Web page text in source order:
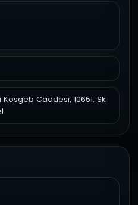
Caddesi, 10651. Sk